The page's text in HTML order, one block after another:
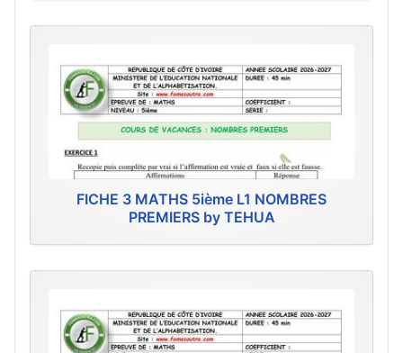
FICHE 3 MATHS 5ième L1 NOMBRES
PREMIERS by TEHUA